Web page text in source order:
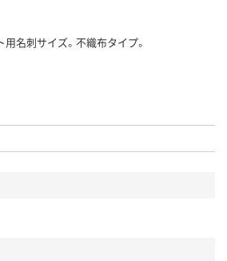
名刺サイズ。不織布タイプ。